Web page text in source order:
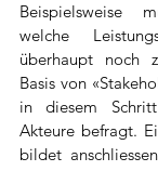
Beispielsweise
welche
überhaupt noch
Basis von
in diesem
Akteure befragt.
bildet